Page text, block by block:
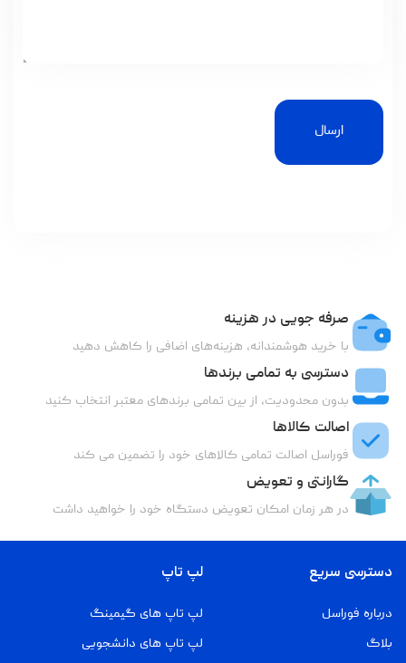
ارسال
صرفه جویی در هزینه
با خرید هوشمندانه، هزینه‌های اضافی را کاهش دهید
دسترسی به تمامی برندها
بدون محدودیت، از بین تمامی برندهای معتبر انتخاب کنید
اصالت کالاها
فوراسل اصالت تمامی کالاهای خود را تضمین می کند
گارانتی و تعویض
در هر زمان امکان تعویض دستگاه خود را خواهید داشت
دسترسی سریع
درباره فوراسل
بلاگ
لپ تاپ
لپ تاپ های گیمینگ
لپ تاپ های دانشجویی